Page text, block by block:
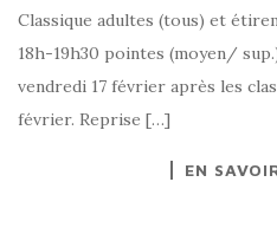
Classique adultes (tous) et
18h-19h30 pointes (moyen/
vendredi 17 février après les
février. Reprise […]
EN